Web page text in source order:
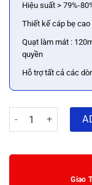
Hiệu suất > 79%-
Thiết kế cáp bẹ cao
Quạt làm mát :
quyền
Hỗ trợ tất cả các
Nguồn Segotep
Giao